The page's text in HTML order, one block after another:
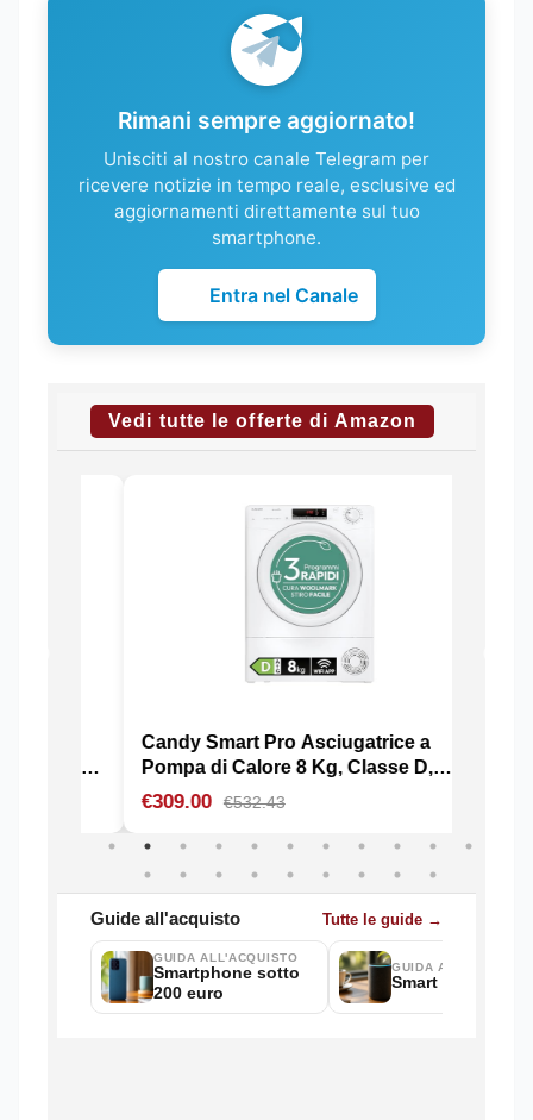
Rimani sempre aggiornato!
Unisciti al nostro canale Telegram per
ricevere notizie in tempo reale, esclusive ed
aggiornamenti direttamente sul tuo
smartphone.
Entra nel Canale